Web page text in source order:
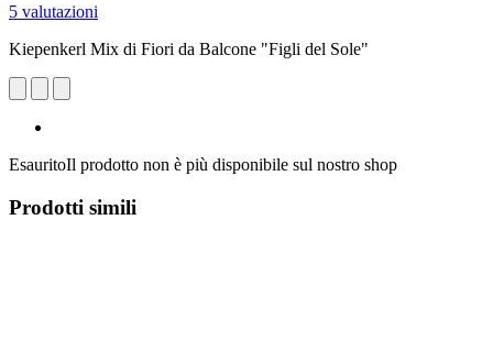
5 valutazioni
Kiepenkerl Mix di Fiori da Balcone "Figli del Sole"
EsauritoIl prodotto non è più disponibile sul nostro shop
Prodotti simili